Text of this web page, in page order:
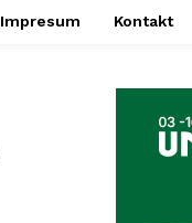
Impresum Kontakt